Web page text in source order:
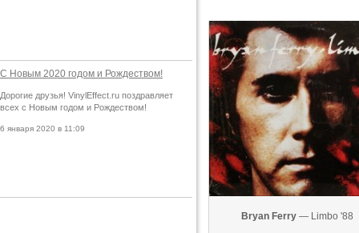
С Новым 2020 годом и Рождеством!
Дорогие друзья! VinylEffect.ru поздравляет
всех с Новым годом и Рождеством!
6 января 2020 в 11:09
Bryan Ferry— Limbo '88